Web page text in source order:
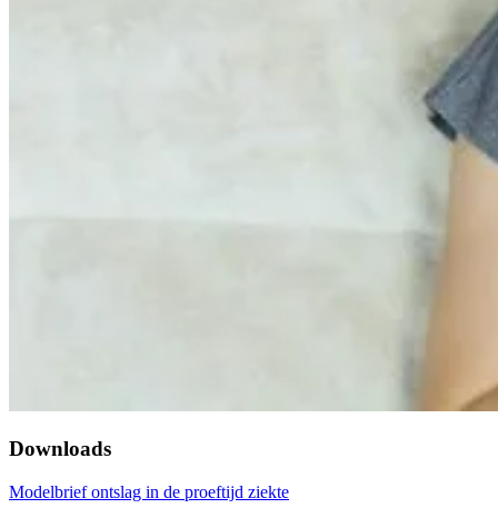
Downloads
Modelbrief ontslag in de proeftijd ziekte